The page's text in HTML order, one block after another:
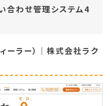
合わせ管理システム4
ーラー）｜株式会社ラク